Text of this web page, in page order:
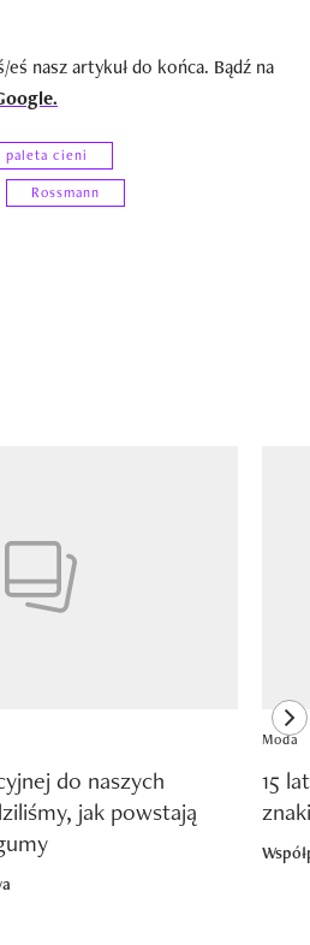
eś nasz artykuł do końca. Bądź na
paleta cieni
Rossmann
do naszych
jak powstają
Moda
15